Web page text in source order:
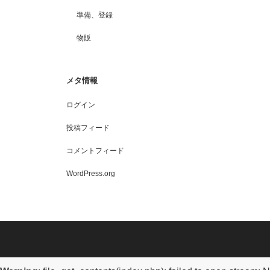
準備、登録
物販
メタ情報
ログイン
投稿フィード
コメントフィード
WordPress.org